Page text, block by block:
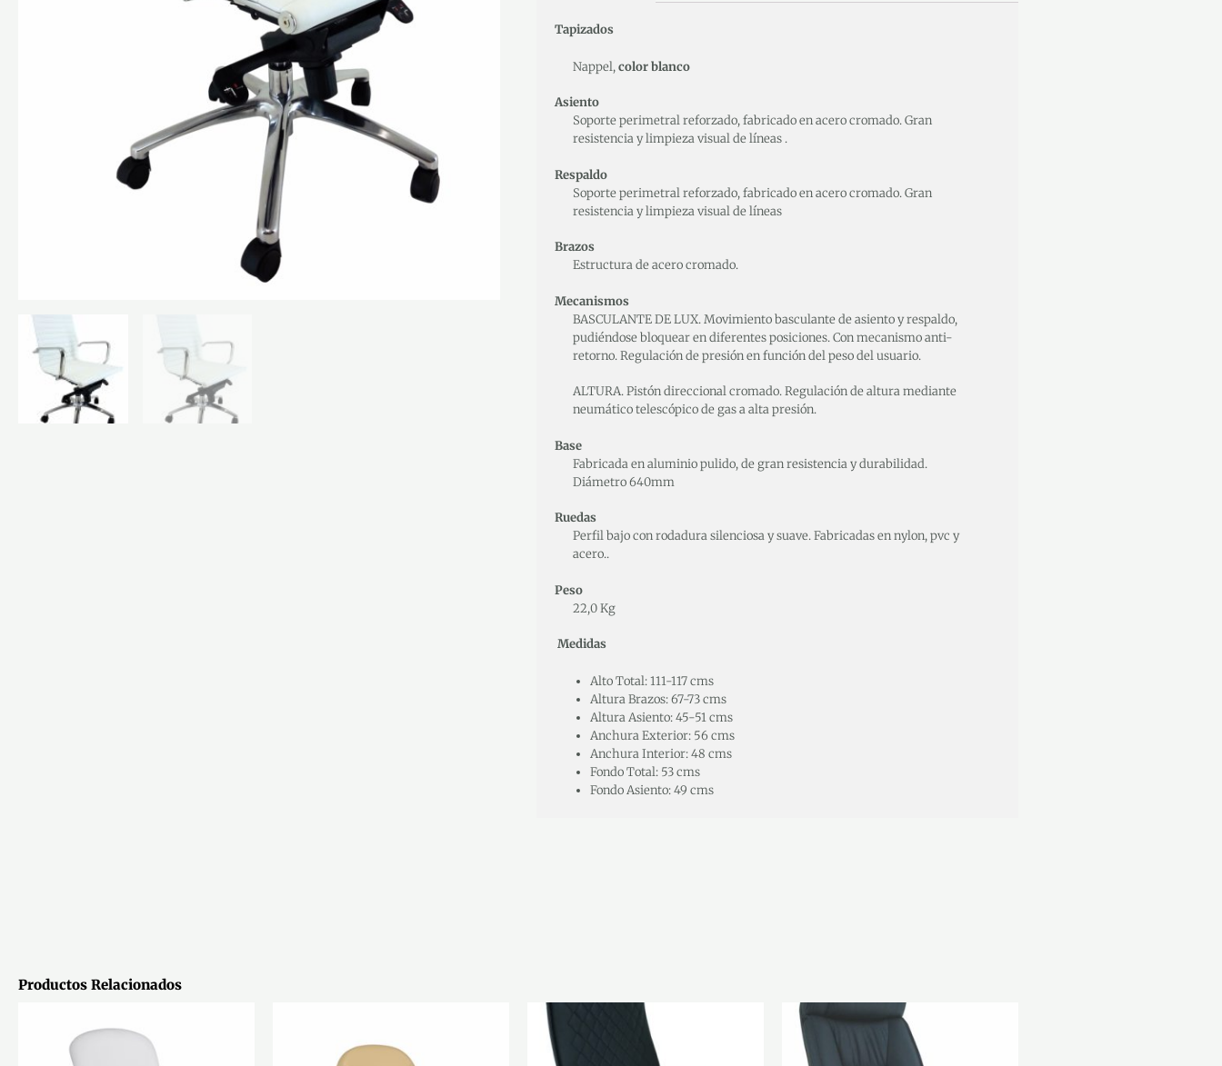
Tapizados
Nappel,color blanco
Asiento
Soporte perimetral reforzado, fabricado en acero cromado. Gran
resistencia y limpieza visual de líneas .
Respaldo
Soporte perimetral reforzado, fabricado en acero cromado. Gran
resistencia y limpieza visual de líneas
Brazos
Estructura de acero cromado.
Mecanismos
BASCULANTE DE LUX. Movimiento basculante de asiento y respaldo,
pudiéndose bloquear en diferentes posiciones. Con mecanismo anti-
retorno. Regulación de presión en función del peso del usuario.
ALTURA. Pistón direccional cromado. Regulación de altura mediante
neumático telescópico de gas a alta presión.
Base
Fabricada en aluminio pulido, de gran resistencia y durabilidad.
Diámetro 640mm
Ruedas
Perfil bajo con rodadura silenciosa y suave. Fabricadas en nylon, pvc y
acero..
Peso
22,0 Kg
Medidas
Alto Total: 111-117 cms
Altura Brazos: 67-73 cms
Altura Asiento: 45-51 cms
Anchura Exterior: 56 cms
Anchura Interior: 48 cms
Fondo Total: 53 cms
Fondo Asiento: 49 cms
Productos Relacionados